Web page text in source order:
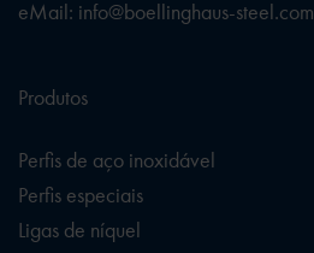
eMail: info@boellinghaus-steel.com
Produtos
Perfis de aço inoxidável
Perfis especiais
Ligas de níquel